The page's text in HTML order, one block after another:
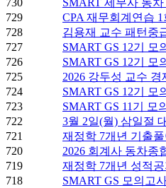
729
CPA 재무회계연습
728
김용재 교수 패턴중
727
SMART GS 12기 모
726
SMART GS 12기 모
725
2026 강두성 교수
724
SMART GS 12기 모
723
SMART GS 11기 모
722
3월 2일(월) 삼일절
721
재정학 7개년 기출
720
2026 회계사 동차종
719
재정학 7개년 성적공
718
SMART GS 모의고